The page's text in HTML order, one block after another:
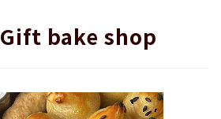
Gift bake shop